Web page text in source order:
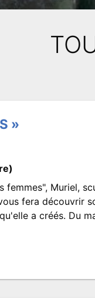
»
femmes", Muriel,
fera découvrir
a créés. Du